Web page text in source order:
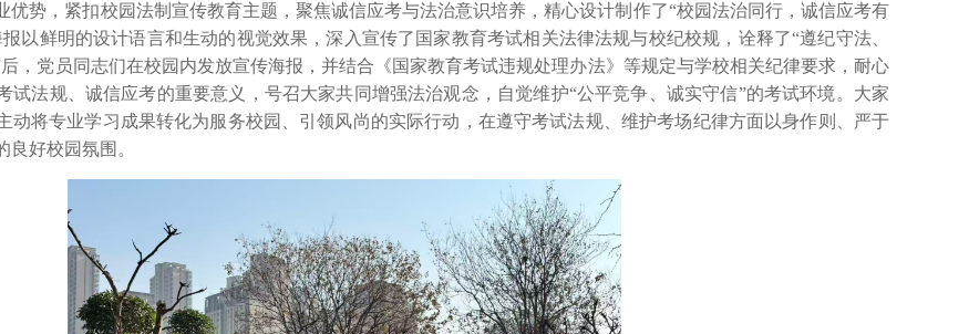
优势，紧扣校园法制宣传教育主题，聚焦诚信应考与法治意识培养，精心设计制作了“校园法治同行，诚信应考有
以鲜明的设计语言和生动的视觉效果，深入宣传了国家教育考试相关法律法规与校纪校规，诠释了“遵纪守法、
，党员同志们在校园内发放宣传海报，并结合《国家教育考试违规处理办法》等规定与学校相关纪律要求，耐心
试法规、诚信应考的重要意义，号召大家共同增强法治观念，自觉维护“公平竞争、诚实守信”的考试环境。 大家
动将专业学习成果转化为服务校园、引领风尚的实际行动，在遵守考试法规、维护考场纪律方面以身作则、严于
好校园氛围。